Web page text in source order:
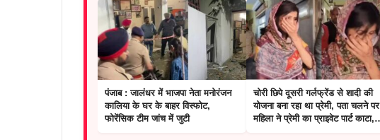
पंजाब : जालंधर में भाजपा नेता मनोरंजन
कालिया के घर के बाहर विस्फोट,
फोरेंसिक टीम जांच में जुटी
चोरी छिपे दूसरी गर्लफ्रेंड से शादी की
योजना बना रहा था प्रेमी, पता चलने पर
महिला ने प्रेमी का प्राइवेट पार्ट काटा,